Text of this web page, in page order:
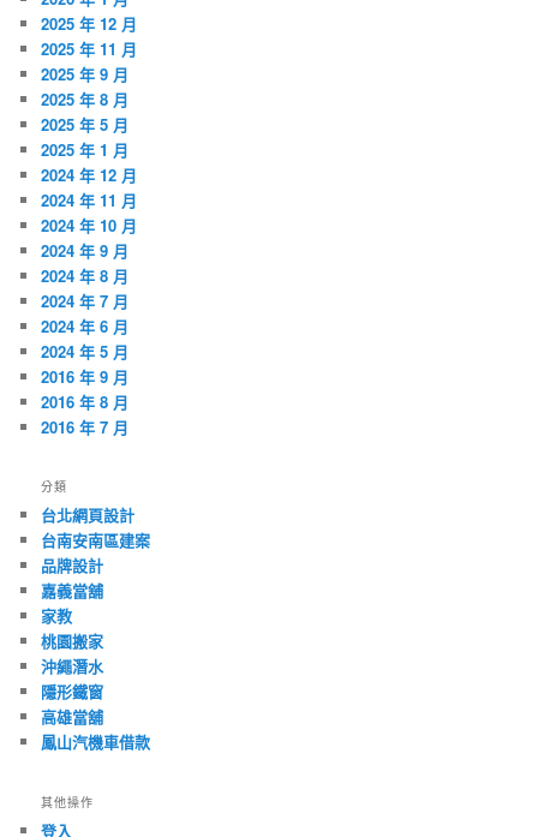
2025 年 12 月
2025 年 11 月
2025 年 9 月
2025 年 8 月
2025 年 5 月
2025 年 1 月
2024 年 12 月
2024 年 11 月
2024 年 10 月
2024 年 9 月
2024 年 8 月
2024 年 7 月
2024 年 6 月
2024 年 5 月
2016 年 9 月
2016 年 8 月
2016 年 7 月
分類
台北網頁設計
台南安南區建案
品牌設計
嘉義當舖
家教
桃園搬家
沖繩潛水
隱形鐵窗
高雄當舖
鳳山汽機車借款
其他操作
登入